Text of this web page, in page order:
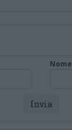
Nome